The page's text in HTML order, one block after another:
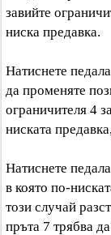
завийте
ниска предавка.
Натиснете
да променяте
ограничителя 4
ниската
Натиснете
в която по-
този случай
пръта 7 трябва